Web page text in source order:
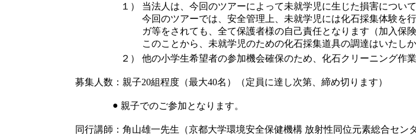
１）
当法人は、今回のツアーによって未就学児に生じた損害につい
今回のツアーでは、安全管理上、未就学児には化石採集体験を
ガ等をされても、全て保護者様の自己責任となります（加入保
このことから、未就学児のための化石採集道具の調達はいたしか
２）
他の小学生希望者の参加機会確保のため、化石クリーニング作
募集人数：親子20組程度（最大40名）（定員に達し次第、締め切ります）
● 親子でのご参加となります。
同行講師：角山雄一先生（京都大学環境安全保健機構 放射性同位元素総合セン